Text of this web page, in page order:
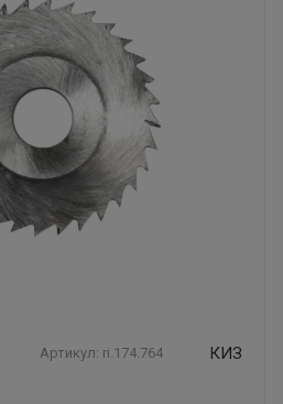
Артикул: ri.174.764 КИЗ